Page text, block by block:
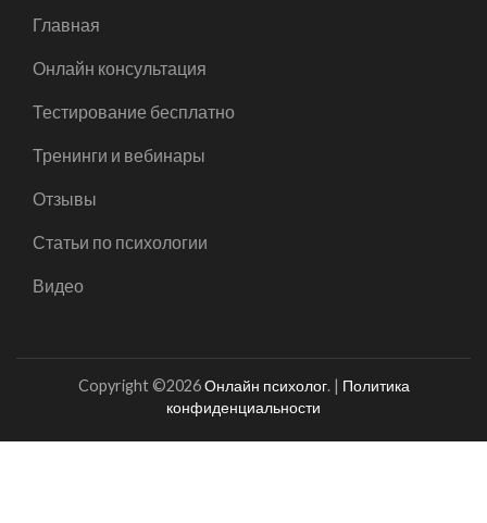
Главная
Онлайн консультация
Тестирование бесплатно
Тренинги и вебинары
Отзывы
Статьи по психологии
Видео
Copyright ©2026Онлайн психолог.| Политика
конфиденциальности